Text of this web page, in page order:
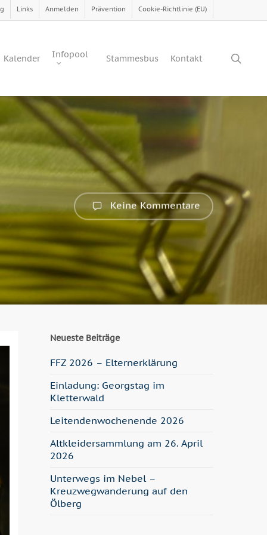
Links Anmelden Prävention Cookie-Richtlinie (EU)
Kalender Infopool Stammesbus Kontakt
Keine Kommentare
Neueste Beiträge
FFZ 2026 – Elternerklärung
Einladung: Georgstag im
Kletterwald
Leitendenwochenende 2026
Altkleidersammlung am 26. April
2026
Unterwegs im Nebel –
Kreuzwegwanderung auf den
Ölberg